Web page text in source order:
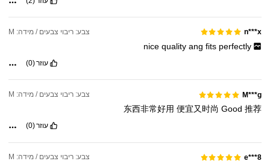
n***x צבע: ריבוי צבעים / מידה: M
nicequalityangfits perfectly
עוזר(0)
M***g צבע: ריבוי צבעים / מידה: M
东西非常好用 便宜又时尚 Good 推荐
עוזר(0)
e***8 צבע: ריבוי צבעים / מידה: M